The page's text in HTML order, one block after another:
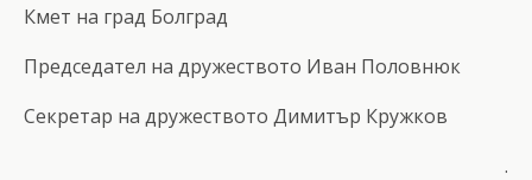
Кмет на град Болград
Председател на дружеството Иван Половнюк
Секретар на дружеството Димитър Кружков
.